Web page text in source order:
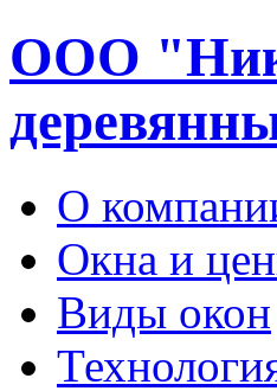
ООО
О
Окна и
Виды окон